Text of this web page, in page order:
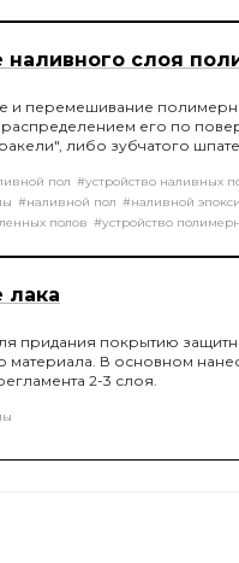
наливного слоя
и перемешивание
его по
либо зубчатого
пол #устройство наливных
#наливной пол #наливной
полов #устройство
лака
придания покрытию
материала. В основном
2-3 слоя.